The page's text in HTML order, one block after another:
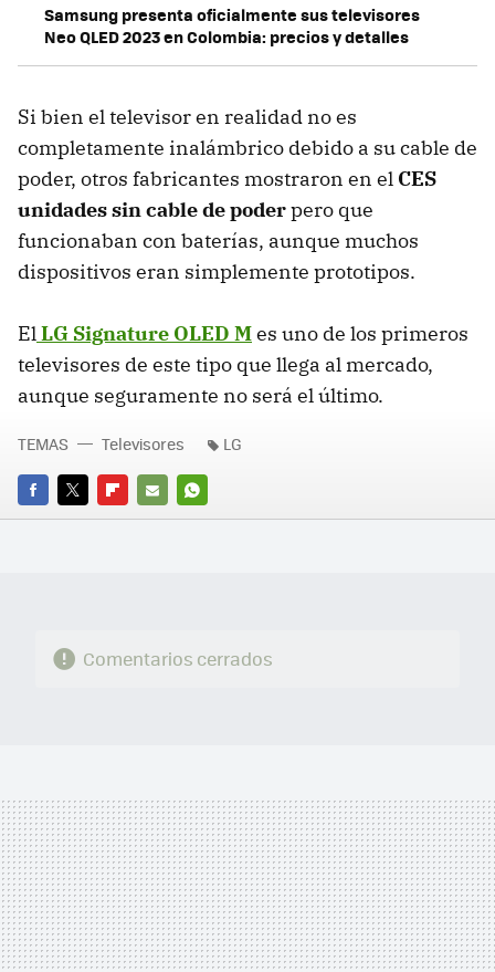
Samsung presenta oficialmente sus televisores
Neo QLED 2023 en Colombia: precios y detalles
Si bien el televisor en realidad no es
completamente inalámbrico debido a su cable de
poder, otros fabricantes mostraron en el CES
unidades sin cable de poderpero que
funcionaban con baterías, aunque muchos
dispositivos eran simplemente prototipos.
ElLG Signature OLED Mes uno de los primeros
televisores de este tipo que llega al mercado,
aunque seguramente no será el último.
FACEBOOK
TWITTERFLIPBOARD
E-
WHATSAPP
TEMAS Televisores LG
Comentarios cerrados